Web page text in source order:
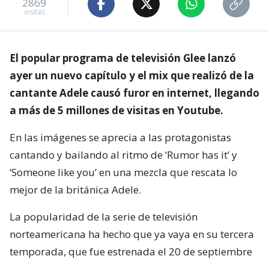
2869
visitas
El popular programa de televisión Glee lanzó
ayer un nuevo capítulo y el mix que realizó de la
cantante Adele causó furor en internet, llegando
a más de 5 millones de visitas en Youtube.
En las imágenes se aprecia a las protagonistas
cantando y bailando al ritmo de ‘Rumor has it’ y
‘Someone like you’ en una mezcla que rescata lo
mejor de la británica Adele.
La popularidad de la serie de televisión
norteamericana ha hecho que ya vaya en su tercera
temporada, que fue estrenada el 20 de septiembre